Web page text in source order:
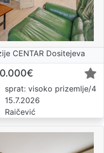
CENTAR Dositejeva
sprat: visoko prizemlje/4
15.7.2026
Raičević